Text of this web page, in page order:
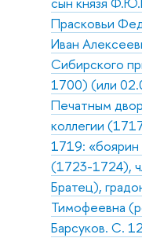
Прасковьи
Иван
Сибирского
1700) (или
Печатным
коллегии
1719: «боярин
(1723-1724),
Братец),
Тимофеевна
Барсуков. С.